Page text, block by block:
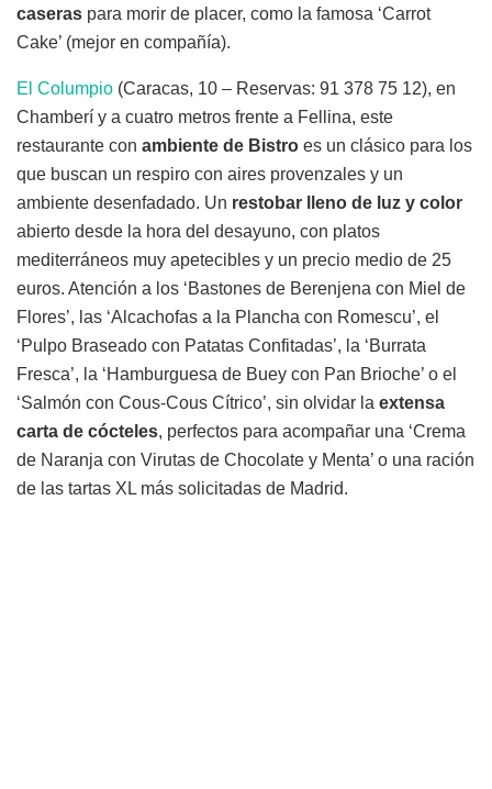
caseras para morir de placer, como la famosa ‘Carrot
Cake’ (mejor en compañía).
El Columpio (Caracas, 10 – Reservas: 91 378 75 12), en
Chamberí y a cuatro metros frente a Fellina, este
restaurante con ambiente de Bistro es un clásico para los
que buscan un respiro con aires provenzales y un
ambiente desenfadado. Un restobar lleno de luz y color
abierto desde la hora del desayuno, con platos
mediterráneos muy apetecibles y un precio medio de 25
euros. Atención a los ‘Bastones de Berenjena con Miel de
Flores’, las ‘Alcachofas a la Plancha con Romescu’, el
‘Pulpo Braseado con Patatas Confitadas’, la ‘Burrata
Fresca’, la ‘Hamburguesa de Buey con Pan Brioche’ o el
‘Salmón con Cous-Cous Cítrico’, sin olvidar la extensa
carta de cócteles, perfectos para acompañar una ‘Crema
de Naranja con Virutas de Chocolate y Menta’ o una ración
de las tartas XL más solicitadas de Madrid.